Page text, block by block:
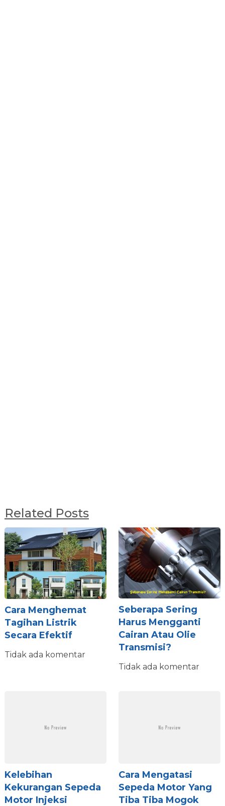
Related Posts
Cara Menghemat
Tagihan Listrik
Secara Efektif
Tidak ada komentar
Seberapa Sering
Harus Mengganti
Cairan Atau Olie
Transmisi?
Tidak ada komentar
Kelebihan
Kekurangan Sepeda
Motor Injeksi
Cara Mengatasi
Sepeda Motor Yang
Tiba Tiba Mogok